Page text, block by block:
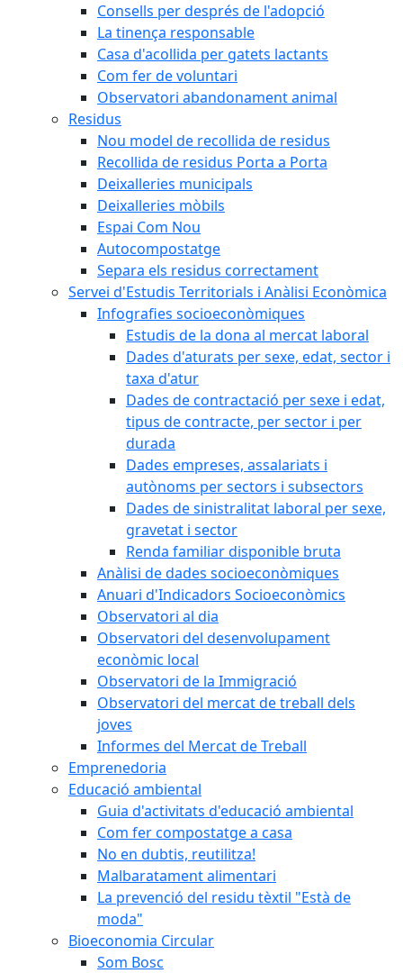
Consells per després de l'adopció
La tinença responsable
Casa d'acollida per gatets lactants
Com fer de voluntari
Observatori abandonament animal
Residus
Nou model de recollida de residus
Recollida de residus Porta a Porta
Deixalleries municipals
Deixalleries mòbils
Espai Com Nou
Autocompostatge
Separa els residus correctament
Servei d'Estudis Territorials i Anàlisi Econòmica
Infografies socioeconòmiques
Estudis de la dona al mercat laboral
Dades d'aturats per sexe, edat, sector i
taxa d'atur
Dades de contractació per sexe i edat,
tipus de contracte, per sector i per
durada
Dades empreses, assalariats i
autònoms per sectors i subsectors
Dades de sinistralitat laboral per sexe,
gravetat i sector
Renda familiar disponible bruta
Anàlisi de dades socioeconòmiques
Anuari d'Indicadors Socioeconòmics
Observatori al dia
Observatori del desenvolupament
econòmic local
Observatori de la Immigració
Observatori del mercat de treball dels
joves
Informes del Mercat de Treball
Emprenedoria
Educació ambiental
Guia d'activitats d'educació ambiental
Com fer compostatge a casa
No en dubtis, reutilitza!
Malbaratament alimentari
La prevenció del residu tèxtil "Està de
moda"
Bioeconomia Circular
Som Bosc